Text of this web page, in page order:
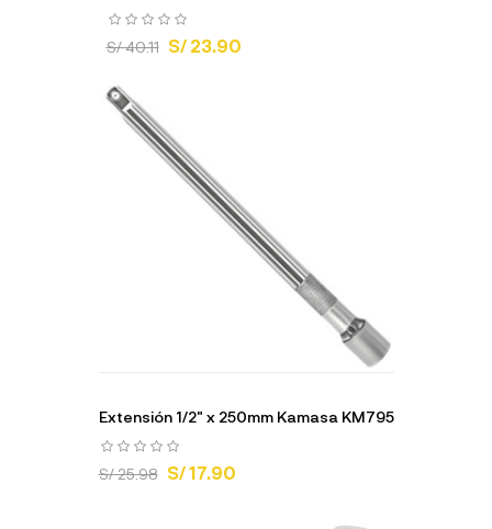
S/ 40.11 S/ 23.90
Extensión 1/2" x 250mm Kamasa KM795
S/ 25.98 S/ 17.90